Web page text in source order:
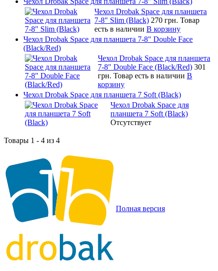
Чехол Drobak Space для планшета
7-8" Slim (Black) 270 грн. Товар
есть в наличии В корзину
Чехол Drobak Space для планшета 7-8" Double Face
(Black/Red)
Чехол Drobak Space для планшета
7-8" Double Face (Black/Red) 301
грн. Товар есть в наличии В
корзину
Чехол Drobak Space для планшета 7 Soft (Black)
Чехол Drobak Space для
планшета 7 Soft (Black)
Отсутствует
Товары 1 - 4 из 4
Полная версия